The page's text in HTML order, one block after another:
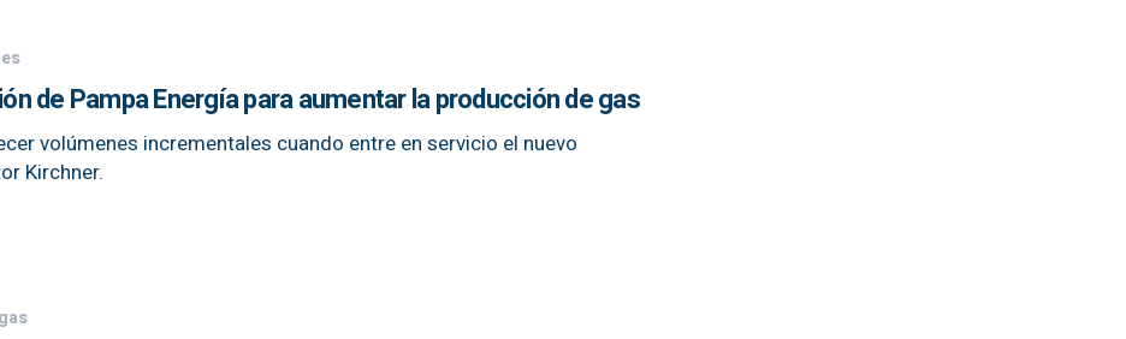
de Pampa Energía para aumentar la producción de gas
volúmenes incrementales cuando entre en servicio el nuevo
Kirchner.